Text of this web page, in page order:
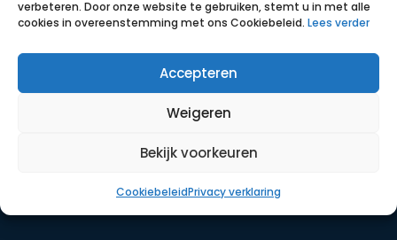
verbeteren. Door onze website te gebruiken, stemt u in met alle
cookies in overeenstemming met ons Cookiebeleid. Lees verder
Accepteren
Weigeren
Bekijk voorkeuren
CookiebeleidPrivacy verklaring
Opdrachten
Werkwijze
Contact